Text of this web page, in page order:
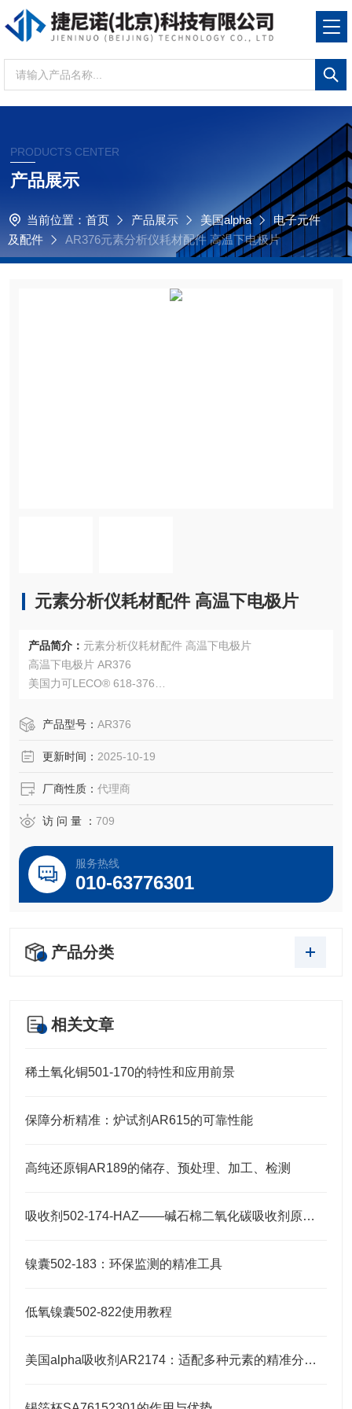
PRODUCTS CENTER
产品展示
当前位置： 首页 产品展示 美国alpha
电子元件
及配件
AR376元素分析仪耗材配件 高温下电极片
元素分析仪耗材配件 高温下电极片
产品简介： 元素分析仪耗材配件 高温下电极片
高温下电极片 AR376
美国力可LECO® 618-376
OEM厂商；我们提供的所有产品都是高质量高性价的，适用
产品型号： AR376
更新时间： 2025-10-19
厂商性质： 代理商
访 问 量 ： 709
服务热线
010-63776301
产品分类
相关文章
稀土氧化铜501-170的特性和应用前景
保障分析精准：炉试剂AR615的可靠性能
高纯还原铜AR189的储存、预处理、加工、检测
吸收剂502-174-HAZ——碱石棉二氧化碳吸收剂原理与元素分析及气体净化应用
镍囊502-183：环保监测的精准工具
低氧镍囊502-822使用教程
美国alpha吸收剂AR2174：适配多种元素的精准分析需求